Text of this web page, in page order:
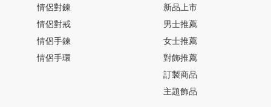
情侶對鍊
情侶對戒
情侶手鍊
情侶手環
新品上市
男士推薦
女士推薦
對飾推薦
訂製商品
主題飾品